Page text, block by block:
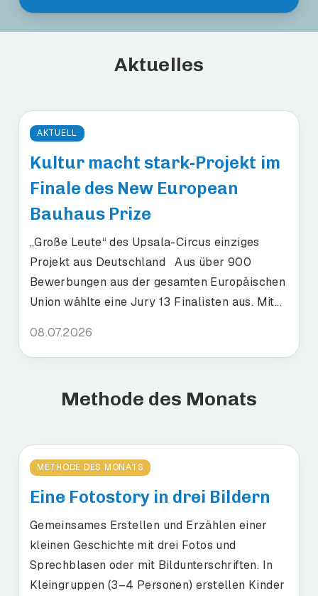
Aktuelles
AKTUELL
Kultur macht stark-Projekt im
Finale des New European
Bauhaus Prize
„Große Leute“ des Upsala-Circus einziges
Projekt aus Deutschland Aus über 900
Bewerbungen aus der gesamten Europäischen
Union wählte eine Jury 13 Finalisten aus. Mit...
08.07.2026
Methode des Monats
METHODE DES MONATS
Eine Fotostory in drei Bildern
Gemeinsames Erstellen und Erzählen einer
kleinen Geschichte mit drei Fotos und
Sprechblasen oder mit Bildunterschriften. In
Kleingruppen (3–4 Personen) erstellen Kinder